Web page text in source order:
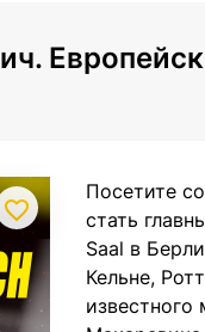
Посетите
стать
Saal в
Кельне,
известного